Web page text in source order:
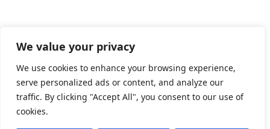
We value your privacy
We use cookies to enhance your browsing experience,
serve personalized ads or content, and analyze our
traffic. By clicking "Accept All", you consent to our use of
cookies.
by
Posted
Uncategorized
Tienda Esotérica Online – Librería Esotérica,Proudly
powered by WordPress.